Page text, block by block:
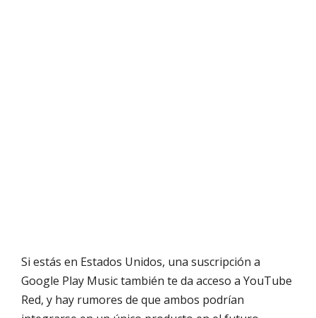
Si estás en Estados Unidos, una suscripción a
Google Play Music también te da acceso a YouTube
Red, y hay rumores de que ambos podrían